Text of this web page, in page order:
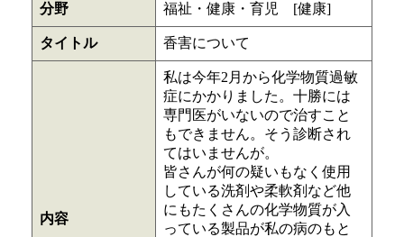
分野 福祉・健康・育児 [健康]
タイトル 香害について
内容
私は今年2月から化学物質過敏
症にかかりました。十勝には
専門医がいないので治すこと
もできません。そう診断され
てはいませんが。
皆さんが何の疑いもなく使用
している洗剤や柔軟剤など他
にもたくさんの化学物質が入
っている製品が私の病のもと